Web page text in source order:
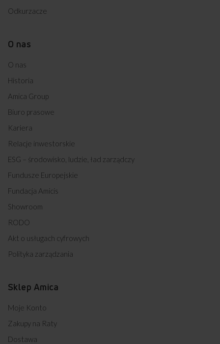
Odkurzacze
O nas
O nas
Historia
Amica Group
Biuro prasowe
Kariera
Relacje inwestorskie
ESG – środowisko, ludzie, ład zarządczy
Fundusze Europejskie
Fundacja Amicis
Showroom
RODO
Akt o usługach cyfrowych
Polityka zarządzania
Sklep Amica
Moje Konto
Zakupy na Raty
Dostawa